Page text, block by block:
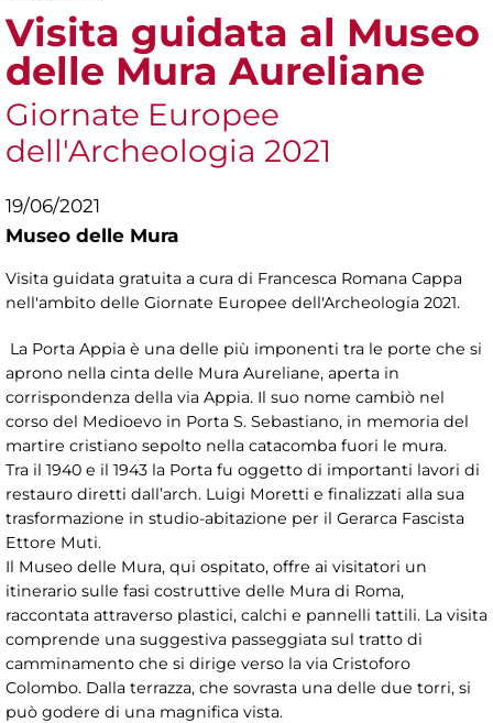
Visita guidata al Museo
delle Mura Aureliane
Giornate Europee
dell'Archeologia 2021
19/06/2021
Museo delle Mura
Visita guidata gratuita a cura di Francesca Romana Cappa
nell'ambito delle Giornate Europee dell'Archeologia 2021.
La Porta Appia è una delle più imponenti tra le porte che si
aprono nella cinta delle Mura Aureliane, aperta in
corrispondenza della via Appia. Il suo nome cambiò nel
corso del Medioevo in Porta S. Sebastiano, in memoria del
martire cristiano sepolto nella catacomba fuori le mura.
Tra il 1940 e il 1943 la Porta fu oggetto di importanti lavori di
restauro diretti dall’arch. Luigi Moretti e finalizzati alla sua
trasformazione in studio-abitazione per il Gerarca Fascista
Ettore Muti.
Il Museo delle Mura, qui ospitato, offre ai visitatori un
itinerario sulle fasi costruttive delle Mura di Roma,
raccontata attraverso plastici, calchi e pannelli tattili. La visita
comprende una suggestiva passeggiata sul tratto di
camminamento che si dirige verso la via Cristoforo
Colombo. Dalla terrazza, che sovrasta una delle due torri, si
può godere di una magnifica vista.